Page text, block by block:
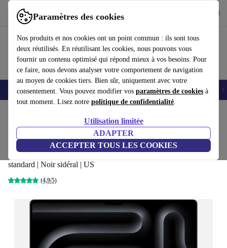
Paramètres des cookies
Nos produits et nos cookies ont un point commun : ils sont tous
deux réutilisés. En réutilisant les cookies, nous pouvons vous
fournir un contenu optimisé qui répond mieux à vos besoins. Pour
ce faire, nous devons analyser votre comportement de navigation
au moyen de cookies tiers. Bien sûr, uniquement avec votre
consentement. Vous pouvez modifier vos paramètres de cookies à
tout moment. Lisez notre politique de confidentialité.
Utilisation limitée
ADAPTER
ACCEPTER TOUS LES COOKIES
Utilisez refurbed rapidement et facilement
Smartphones Laptops Tablettes Montres connectées Accessoires
Apple MacBook Pro 2024 M4 | 16-pouces
M4 Pro 14-Core | 20-Core GPU | 24 GB | 512 GB SSD | Verre
standard | Noir sidéral | US
(4,9/5)